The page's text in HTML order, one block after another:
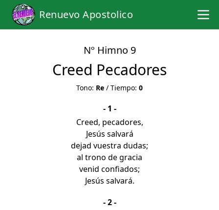
Renuevo Apostolico
Nº Himno 9
Creed Pecadores
Tono: Re / Tiempo: 0
- 1 -
Creed, pecadores,
Jesús salvará
dejad vuestra dudas;
al trono de gracia
venid confiados;
Jesús salvará.
- 2 -